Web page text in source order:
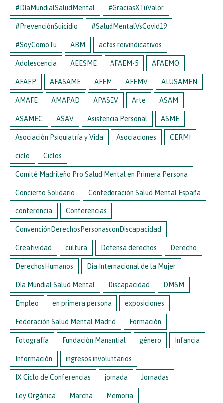
#DíaMundialSaludMental #GraciasXTuValor
#PrevenciónSuicidio #SaludMentalVsCovid19
#SoyComoTu ABM actos reivindicativos
Adolescencia AEESME AFAEM-5 AFAEMO
AFAEP AFASAME AFEM AFEMV ALUSAMEN
AMAFE AMAPAD APASEV Arte ASAM
ASAMEC ASAV Asistencia Personal ASME
Asociación Psiquiatría y Vida Asociaciones CERMI
ciclo Ciclos
Comité Madrileño Pro Salud Mental en Primera Persona
Concierto Solidario Confederación Salud Mental España
conferencia Conferencias
ConvenciónDerechosPersonasconDiscapacidad
Creatividad cultura Defensa derechos Derecho
DerechosHumanos Día Internacional de la Mujer
Día Mundial Salud Mental Discapacidad DMSM
Empleo en primera persona exposiciones
Federación Salud Mental Madrid Formación
Fotografía Fundación Manantial género Infancia
Información ingresos involuntarios
IX Ciclo de Conferencias jornada Jornadas
Ley Orgánica Marcha Memoria